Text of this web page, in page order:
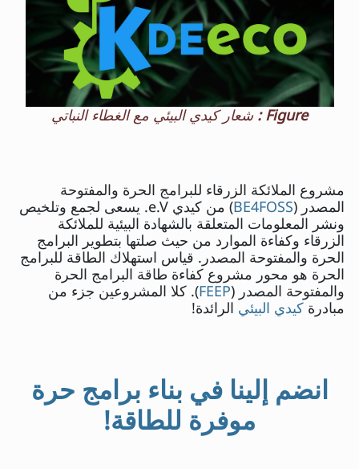
Figure : شعار كيدي البيئي مع الغطاء النباتي
مشروع الملائكة الزرقاء للبرامج الحرة والمفتوحة
المصدر (BE4FOSS
) من كيدي e.V. يسعى لجمع وتلخيص
ونشر المعلومات المتعلقة بالشهادة البيئية للملائكة
الزرقاء وكفاءة الموارد من حيث صلتها بتطوير البرامج
الحرة والمفتوحة المصدر. قياس استهلاك الطاقة للبرامج
الحرة هو محور مشروع كفاءة طاقة البرامج الحرة
والمفتوحة المصدر (FEEP). كلا المشروعين جزء من
مبادرة كيدي البيئي الرائدة!
انضم إلينا في بناء برامج حرة
موفرة للطاقة!